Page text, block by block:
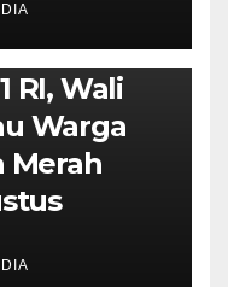
RI, Wali
Warga
Merah